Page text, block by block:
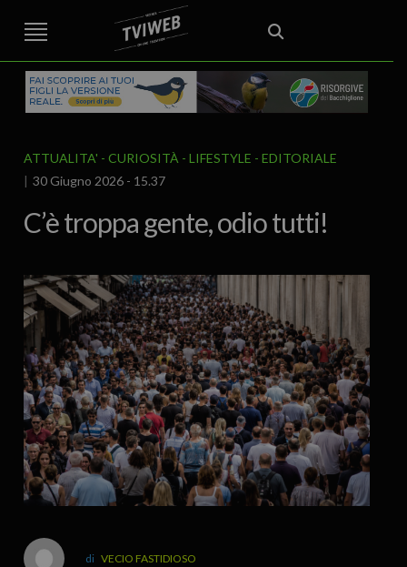
STREET TG CRONACA VENETO
VICENZA E PROVINCIA
AREA BERICA
ECONOMIA ATTUALITA’ POLITICA
EDITORIALE ITALIA E MONDO CURIOSITÀ – LIFESTYLE
CULTURA ARTE
SPORT
IL GRAFFIO FOOD & DRINK FUORIPORTA EROTICO VICENTINO
ATTUALITA' CURIOSITÀ - LIFESTYLE
EDITORIALE
30 Giugno 2026 - 15.37
C’è troppa gente, odio tutti!
VECIO FASTIDIOSO